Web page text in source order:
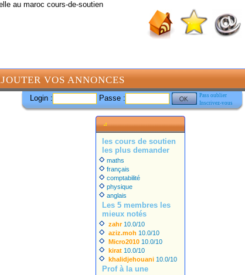
au maroc cours-de-soutien
VOS ANNONCES
Login : Passe :
Pass oublier
Inscrivez-vous
les cours de soutien
les plus demander
maths
français
comptabilité
physique
anglais
Les 5 membres les
mieux notés
zahr 10.0/10
aziz.moh 10.0/10
Micro2010 10.0/10
kirat 10.0/10
khalidjehouani 10.0/10
Prof à la une